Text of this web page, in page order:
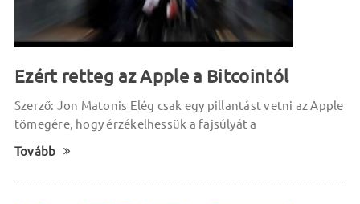
Ezért retteg az Apple a Bitcointól
Szerző: Jon Matonis Elég csak egy pillantást vetni az Apple
tömegére, hogy érzékelhessük a fajsúlyát a
Tovább